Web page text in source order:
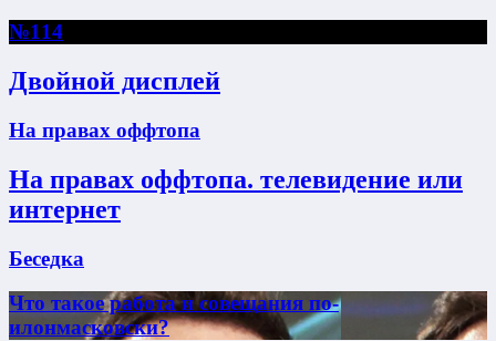
№114
Двойной дисплей
На правах оффтопа
На правах оффтопа. телевидение или
интернет
Беседка
Что такое работа и совещания по-
илонмасковски?